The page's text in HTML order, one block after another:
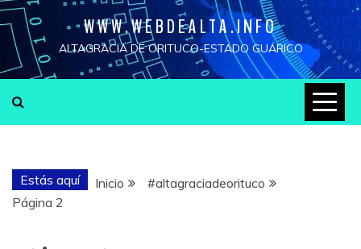
WWW.WEBDEALTA.INFO
ALTAGRACIA DE ORITUCO-ESTADO GUÁRICO
Estás aquí Inicio
#altagraciadeorituco
Página 2